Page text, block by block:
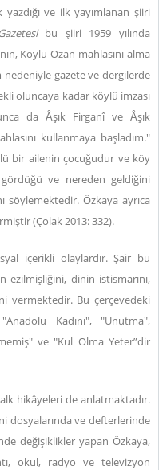
ve ilk yayımlanan şiiri
bu şiiri 1959 yılında
Köylü Ozan mahlasını alma
gazete ve dergilerde
oluncaya kadar köylü imzası
da Ȃşık Firganî ve Ȃşık
kullanmaya başladım."
bir ailenin çocuğudur ve köy
gördüğü ve nereden geldiğini
söylemektedir. Özkaya ayrıca
(Çolak 2013: 332).
içerikli olaylardır. Şair bu
ezilmişliğini, dinin istismarını,
vermektedir. Bu çerçevedeki
Kadını", "Unutma",
ve "Kul Olma Yeter”dir
hikâyeleri de anlatmaktadır.
dosyalarında ve defterlerinde
değişiklikler yapan Özkaya,
okul, radyo ve televizyon